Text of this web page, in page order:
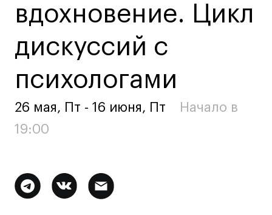
Дополнительное образование
Коммуникационный и цифровой дизайн
Иллюстрация
Современное искусство
Мода и стиль
Ювелирный дизайн
Сценография
Дизайн и декорирование интерьера
Бизнес и маркетинг
вдохновение. Цикл
дискуссий с
психологами
26 мая, Пт - 16 июня, Пт
Начало в
19:00
Дополнительная